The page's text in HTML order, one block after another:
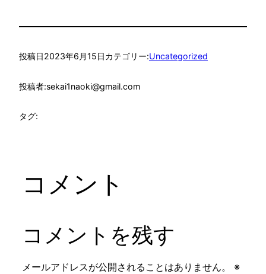
投稿日2023年6月15日カテゴリー:Uncategorized
投稿者:sekai1naoki@gmail.com
タグ:
コメント
コメントを残す
メールアドレスが公開されることはありません。
※